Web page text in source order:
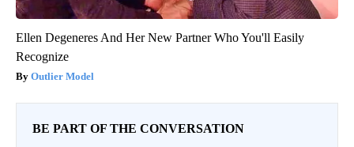
Ellen Degeneres And Her New Partner Who You'll Easily
Recognize
Outlier Model
BE PART OF THE CONVERSATION